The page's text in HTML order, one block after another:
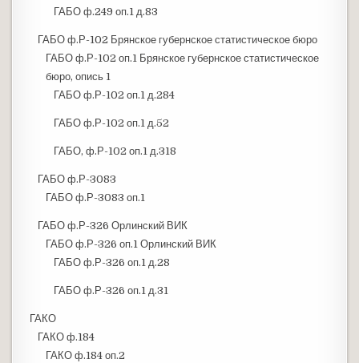
ГАБО ф.249 оп.1 д.83
ГАБО ф.Р-102 Брянское губернское статистическое бюро
ГАБО ф.Р-102 оп.1 Брянское губернское статистическое
бюро, опись 1
ГАБО ф.Р-102 оп.1 д.284
ГАБО ф.Р-102 оп.1 д.52
ГАБО, ф.Р-102 оп.1 д.318
ГАБО ф.Р-3083
ГАБО ф.Р-3083 оп.1
ГАБО ф.Р-326 Орлинский ВИК
ГАБО ф.Р-326 оп.1 Орлинский ВИК
ГАБО ф.Р-326 оп.1 д.28
ГАБО ф.Р-326 оп.1 д.31
ГАКО
ГАКО ф.184
ГАКО ф.184 оп.2